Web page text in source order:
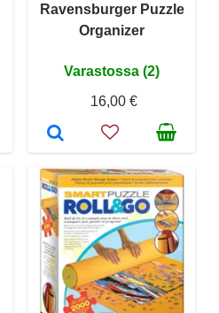
Ravensburger Puzzle
Organizer
Varastossa (2)
16,00 €